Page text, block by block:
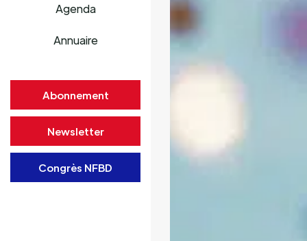
Agenda
Annuaire
Abonnement
Newsletter
Congrès NFBD